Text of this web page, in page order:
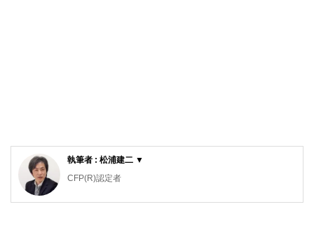
執筆者 : 松浦建二 ▼
CFP(R)認定者
1級ファイナンシャル・プランニング技能士